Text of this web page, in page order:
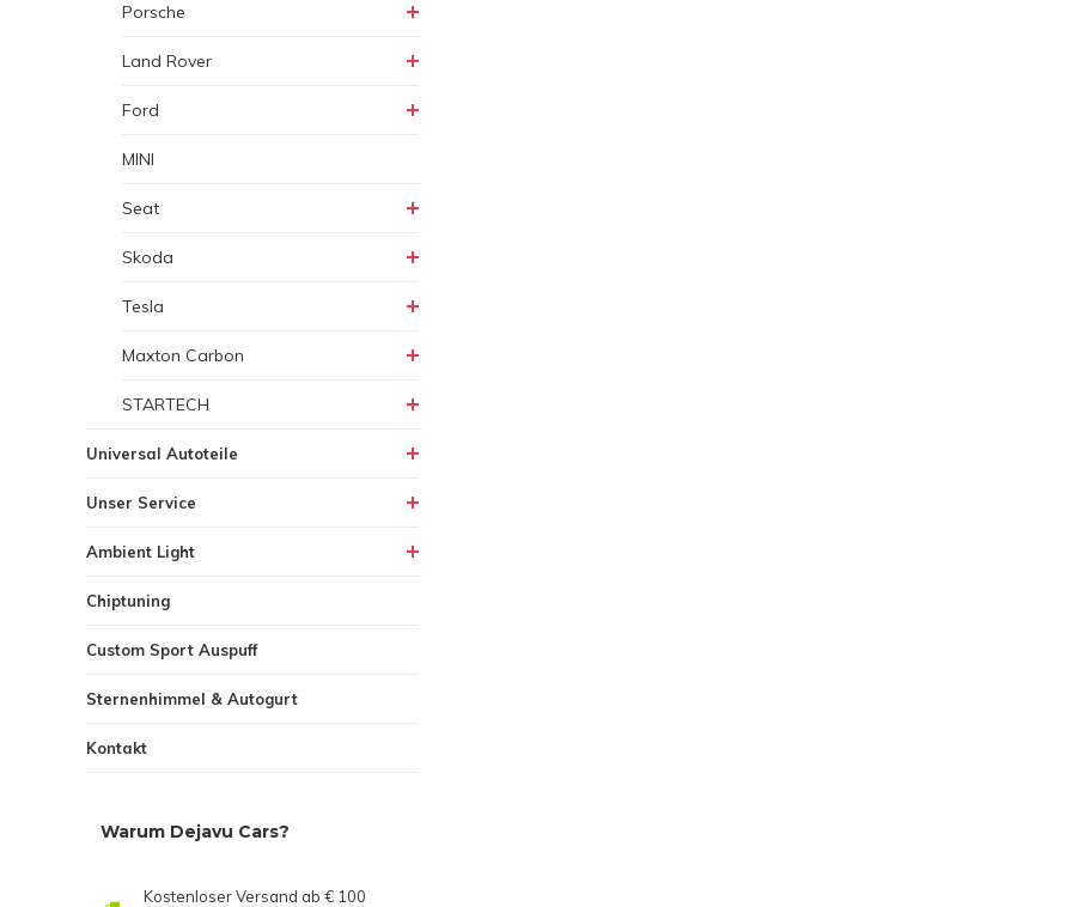
Porsche
Land Rover
Ford
MINI
Seat
Skoda
Tesla
Maxton Carbon
STARTECH
Universal Autoteile
Unser Service
Ambient Light
Chiptuning
Custom Sport Auspuff
Sternenhimmel & Autogurt
Kontakt
Warum Dejavu Cars?
Kostenloser Versand ab € 100